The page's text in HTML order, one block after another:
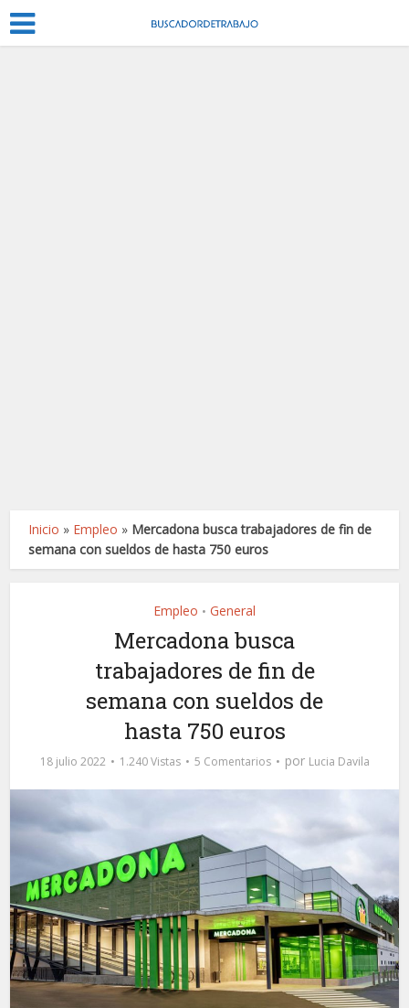
Inicio » Empleo » Mercadona busca trabajadores de fin de
semana con sueldos de hasta 750 euros
Empleo • General
Mercadona busca
trabajadores de fin de
semana con sueldos de
hasta 750 euros
18 julio 2022 1.240 Vistas 5 Comentarios por Lucia Davila